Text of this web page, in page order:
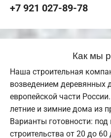
+7 921 027-89-78
Как мы
Наша строительная
возведением деревянных
европейской части
летние и зимние дома из
Варианты готовности:
строительства от 20 до